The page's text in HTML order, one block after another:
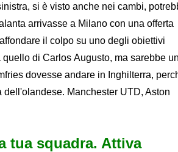
si è visto anche nei cambi,
arrivasse a Milano con una offerta
il colpo su uno degli obiettivi
di Carlos Augusto, ma sarebbe un
dovesse andare in Inghilterra,
Manchester UTD, Aston
tua squadra. Attiva